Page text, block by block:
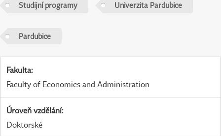
Studijní programy Univerzita Pardubice
Pardubice
Fakulta:
Faculty of Economics and Administration
Úroveň vzdělání:
Doktorské